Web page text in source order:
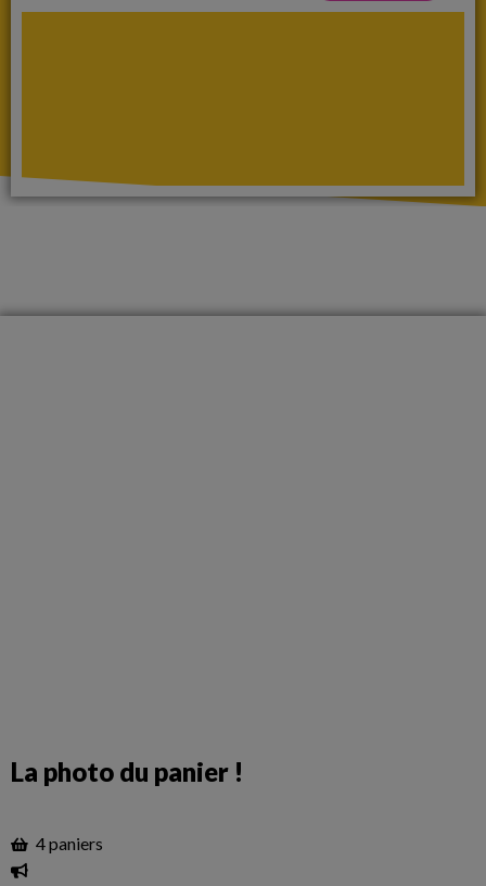
La photo du panier !
4 paniers